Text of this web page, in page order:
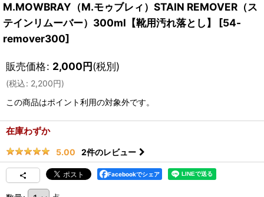
M.MOWBRAY（M.モゥブレィ）STAIN REMOVER（ス
テインリムーバー）300ml【靴用汚れ落とし】
[54-
remover300]
販売価格: 2,000円(税別)
(税込: 2,200円)
この商品はポイント利用の対象外です。
在庫わずか
5.00 2件のレビュー
Facebookでシェア